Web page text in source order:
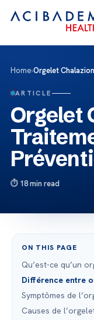
Home›Orgelet
ARTICLE
Orgelet
18 min read
ON THIS PAGE
Qu’est-ce qu’un
Différence entre
Symptômes de
Causes de